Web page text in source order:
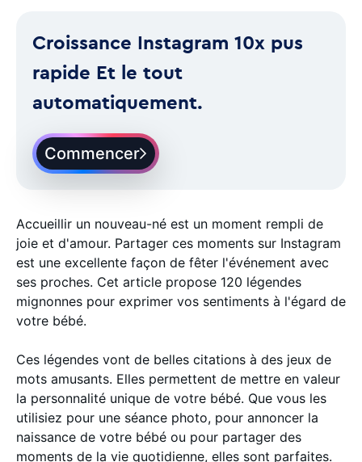
Croissance Instagram 10x pus
rapide Et le tout
automatiquement.
Commencer
Accueillir un nouveau-né est un moment rempli de
joie et d'amour. Partager ces moments sur Instagram
est une excellente façon de fêter l'événement avec
ses proches. Cet article propose 120 légendes
mignonnes pour exprimer vos sentiments à l'égard de
votre bébé.
Ces légendes vont de belles citations à des jeux de
mots amusants. Elles permettent de mettre en valeur
la personnalité unique de votre bébé. Que vous les
utilisiez pour une séance photo, pour annoncer la
naissance de votre bébé ou pour partager des
moments de la vie quotidienne, elles sont parfaites.